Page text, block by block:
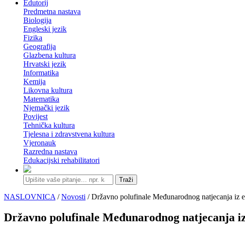
Edutorij
Predmetna nastava
Biologija
Engleski jezik
Fizika
Geografija
Glazbena kultura
Hrvatski jezik
Informatika
Kemija
Likovna kultura
Matematika
Njemački jezik
Povijest
Tehnička kultura
Tjelesna i zdravstvena kultura
Vjeronauk
Razredna nastava
Edukacijski rehabilitatori
Traži
NASLOVNICA /Novosti / Državno polufinale Međunarodnog natjecanja iz
Državno polufinale Međunarodnog natjecanja